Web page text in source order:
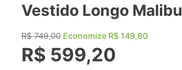
Vestido Longo Malibu
R$ 749,00 Economize R$ 149,80
R$ 599,20